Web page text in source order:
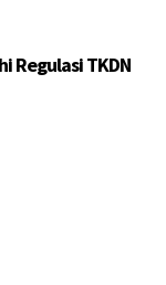
Regulasi TKDN